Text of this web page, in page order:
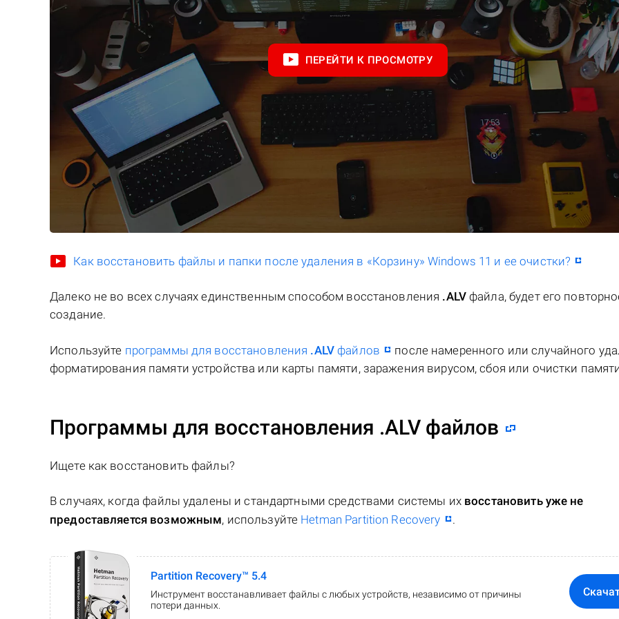
ПЕРЕЙТИ К ПРОСМОТРУ
Как восстановить файлы и папки после удаления в «Корзину» Windows 11 и ее очистки?
Далеко не во всех случаях единственным способом восстановления .ALVфайла, будет его
создание.
Используйте программы для восстановления .ALV файлов
после намеренного или случайного
форматирования памяти устройства или карты памяти, заражения вирусом, сбоя или очистки
Программы для восстановления .ALV файлов
Ищете как восстановить файлы?
В случаях, когда файлы удалены и стандартными средствами системы их восстановить уже не
предоставляется возможным, используйте Hetman Partition Recovery .
Partition Recovery™ 5.4
Инструмент восстанавливает файлы с любых устройств, независимо от причины
потери данных.